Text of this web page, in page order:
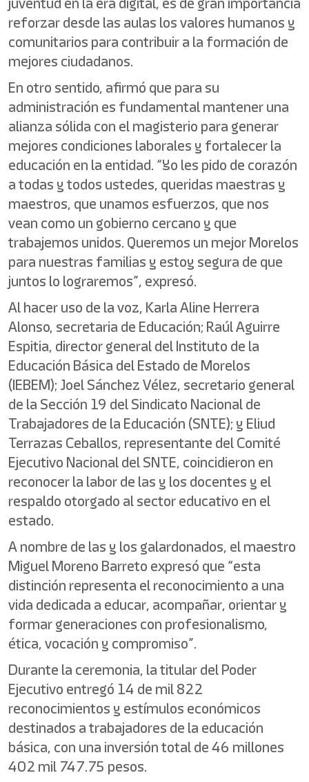
reforzar desde las aulas los valores humanos y
comunitarios para contribuir a la formación de
mejores ciudadanos.
En otro sentido, afirmó que para su
administración es fundamental mantener una
alianza sólida con el magisterio para generar
mejores condiciones laborales y fortalecer la
educación en la entidad. “Yo les pido de corazón
a todas y todos ustedes, queridas maestras y
maestros, que unamos esfuerzos, que nos
vean como un gobierno cercano y que
trabajemos unidos. Queremos un mejor Morelos
para nuestras familias y estoy segura de que
juntos lo lograremos”, expresó.
Al hacer uso de la voz, Karla Aline Herrera
Alonso, secretaria de Educación; Raúl Aguirre
Espitia, director general del Instituto de la
Educación Básica del Estado de Morelos
(IEBEM); Joel Sánchez Vélez, secretario general
de la Sección 19 del Sindicato Nacional de
Trabajadores de la Educación (SNTE); y Eliud
Terrazas Ceballos, representante del Comité
Ejecutivo Nacional del SNTE, coincidieron en
reconocer la labor de las y los docentes y el
respaldo otorgado al sector educativo en el
estado.
A nombre de las y los galardonados, el maestro
Miguel Moreno Barreto expresó que “esta
distinción representa el reconocimiento a una
vida dedicada a educar, acompañar, orientar y
formar generaciones con profesionalismo,
ética, vocación y compromiso”.
Durante la ceremonia, la titular del Poder
Ejecutivo entregó 14 de mil 822
reconocimientos y estímulos económicos
destinados a trabajadores de la educación
básica, con una inversión total de 46 millones
402 mil 747.75 pesos.